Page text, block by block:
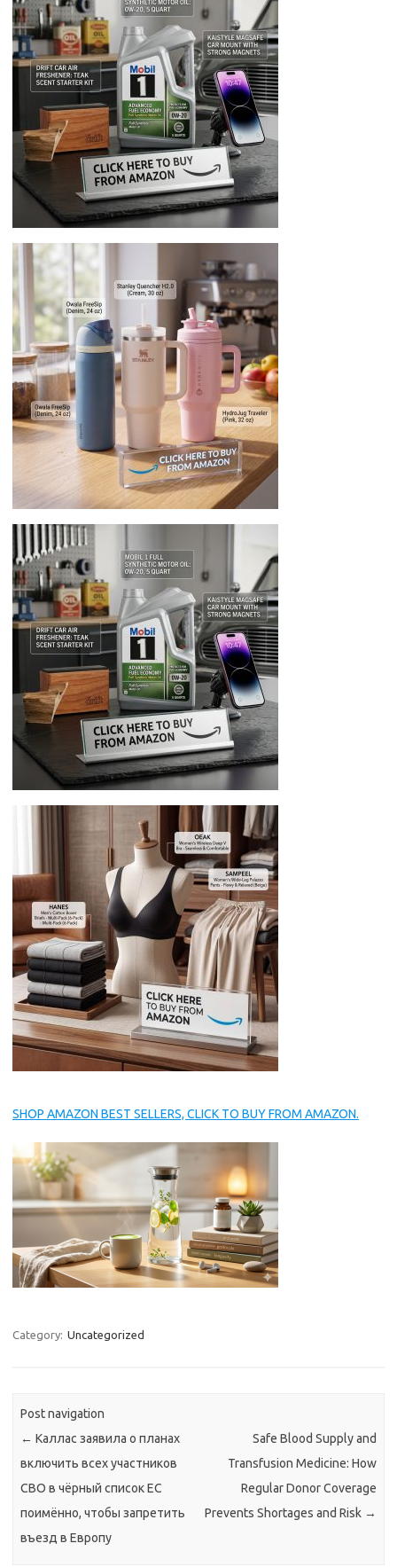
SHOP AMAZON BEST SELLERS, CLICK TO BUY FROM AMAZON.
Category: Uncategorized
Post navigation
← Каллас заявила о планах
включить всех участников
СВО в чёрный список ЕС
поимённо, чтобы запретить
въезд в Европу
Safe Blood Supply and
Transfusion Medicine: How
Regular Donor Coverage
Prevents Shortages and Risk →